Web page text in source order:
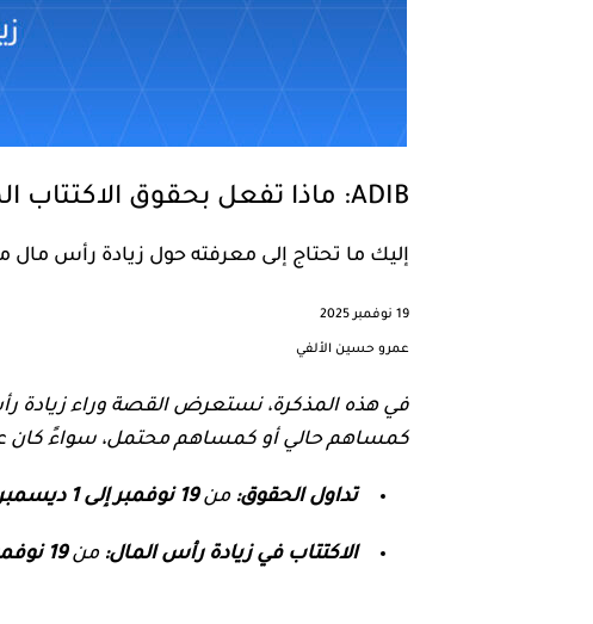
ADIB: ماذا تفعل بحقوق الاكتتاب المتداولة؟
إليك ما تحتاج إلى معرفته حول زيادة رأس
19 نوفمبر 2025
عمرو حسين الألفي
في هذه المذكرة، نستعرض القصة وراء زيادة
كمساهم حالي أو كمساهم محتمل، سواءً كان
تداول الحقوق: من19 نوفمبر إلى 1 ديسمبر 2025
الاكتتاب في زيادة رأس المال: من19 نوفمبر إلى 4 ديسمبر 2025